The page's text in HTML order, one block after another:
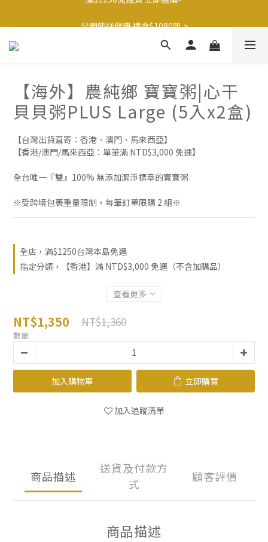
🍊橘子姐姐 香蕉哥哥🍌聯名益生菌77折起 ＞
【海外】農純鄉 寶寶粥|心干
貝貝粥PLUS Large (5入x2盒)
【台灣出貨直寄：香港、澳門、馬來西亞】
【香港/澳門/馬來西亞：單筆滿 NTD$3,000 免運】
全台唯一『雙』100% 無添加潔淨標章的寶寶粥
※受跨境包裹重量限制，每筆訂單限購 2 組※
全店，滿$1250台灣本島免運
指定分類，【香港】滿 NTD$3,000 免運（不含加購品）
查看更多
NT$1,350 NT$1,360
數量
加入購物車 立即購買
加入追蹤清單
商品描述
送貨及付款方
式
顧客評價
商品描述